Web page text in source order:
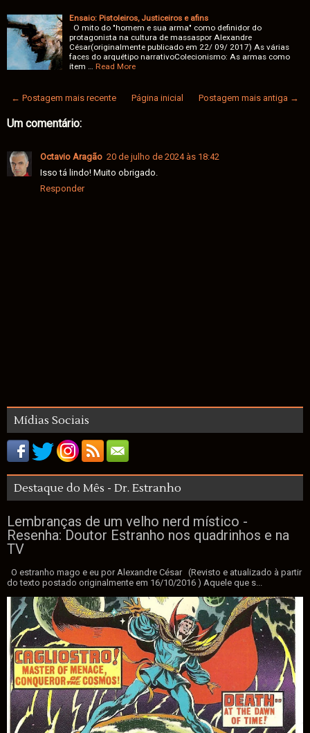
Ensaio: Pistoleiros, Justiceiros e afins
O mito do "homem e sua arma" como definidor do
protagonista na cultura de massaspor Alexandre
César(originalmente publicado em 22/ 09/ 2017) As várias
faces do arquétipo narrativoColecionismo: As armas como
ítem … Read More
← Postagem mais recente Postagem mais antiga →
Página inicial
Um comentário:
Octavio Aragão 20 de julho de 2024 às 18:42
Isso tá lindo! Muito obrigado.
Responder
Mídias Sociais
Destaque do Mês - Dr. Estranho
Lembranças de um velho nerd místico -
Resenha: Doutor Estranho nos quadrinhos e na
TV
O estranho mago e eu por Alexandre César (Revisto e atualizado à partir
do texto postado originalmente em 16/10/2016 ) Aquele que s...